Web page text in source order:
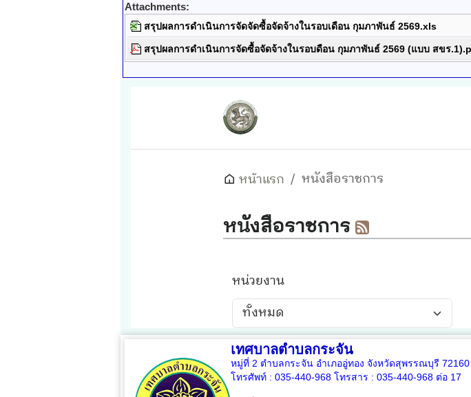
Attachments:
สรุปผลการดำเนินการจัดจัดซื้อจัดจ้างในรอบเดือน กุมภาพันธ์ 2569.xls
สรุปผลการดำเนินการจัดซื้อจัดจ้างในรอบดือน กุมภาพันธ์ 2569 (แบบ สขร
เทศบาลตำบลกระจัน
หมู่ที่ 2 ตำบลกระจัน อำเภออู่ทอง จังหวัดสุพรรณบุรี 72160
โทรศัพท์ : 035-440-968 โทรสาร : 035-440-968 ต่อ 17